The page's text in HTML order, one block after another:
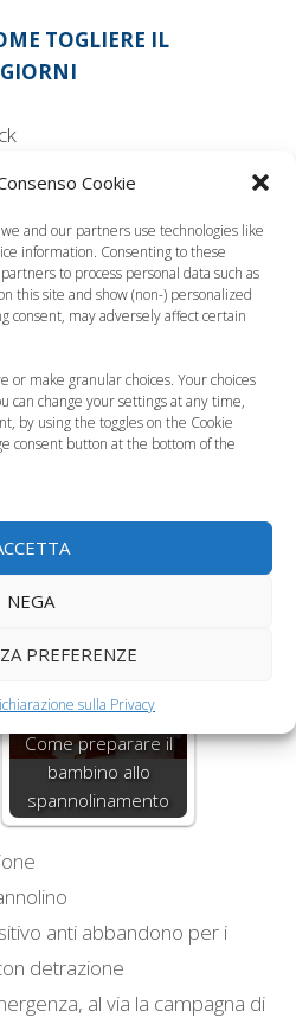
Cookie
and our partners use technologies like
information. Consenting to these
to process personal data such as
this site and show (non-) personalized
consent, may adversely affect certain
or make granular choices. Your choices
can change your settings at any time,
by using the toggles on the Cookie
consent button at the bottom of the
NEGA
PREFERENZE
sulla Privacy
TOGLIERE IL
con il vasino?
Come preparare il
bambino allo
spannolinamento
anti abbandono per i
detrazione
al via la campagna di